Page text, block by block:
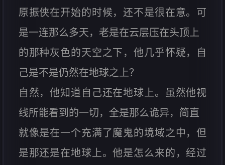
原振侠在开始的时候，还不是很在意。可
是一连那么多天，老是在云层压在头顶上
的那种灰色的天空之下，他几乎怀疑，自
己是不是仍然在地球之上？
自然，他知道自己还在地球上。虽然他视
线所能看到的一切，全是那么诡异，简直
就像是在一个充满了魔鬼的境域之中，但
是那还是在地球上。他是怎么来的，经过